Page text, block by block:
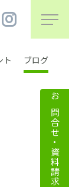
ト ブログ
お問合せ・資料請求